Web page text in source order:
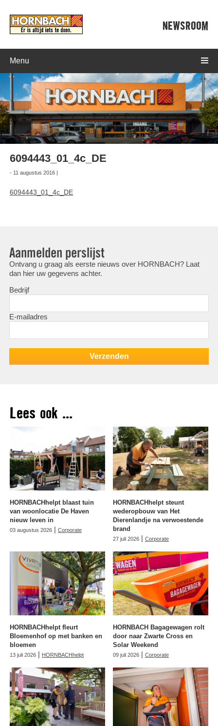
NEWSROOM
Menu
6094443_01_4c_DE
- 11 augustus 2016 |
6094443_01_4c_DE
Aanmelden perslijst
Ontvang u graag als eerste nieuws over HORNBACH? Laat
dan hier uw gegevens achter.
Bedrijf
E-mailadres
Lees ook ...
HORNBACHhelpt blaast tuin
van woonlocatie De Haven
nieuw leven in
03 augustus 2026 | Corporate
HORNBACHhelpt steunt
wederopbouw van Het
Dierenlandje na verwoestende
brand
27 juli 2026 | Corporate
HORNBACHhelpt fleurt
Bloemenhof op met banken en
bloemen
13 juli 2026 | HORNBACHhelpt
HORNBACH Bagagewagen rolt
door naar Zwarte Cross en
Solar Weekend
09 juli 2026 | Corporate